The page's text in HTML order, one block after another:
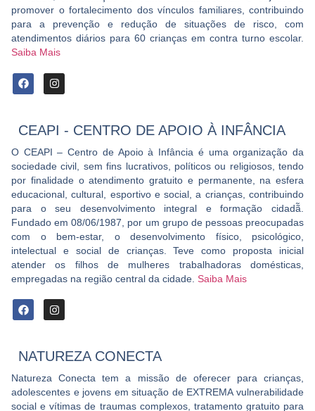
promover o fortalecimento dos vínculos familiares, contribuindo
para a prevenção e redução de situações de risco, com
atendimentos diários para 60 crianças em contra turno escolar.
Saiba Mais
CEAPI - CENTRO DE APOIO À INFÂNCIA
O CEAPI – Centro de Apoio à Infância é uma organização da
sociedade civil, sem fins lucrativos, políticos ou religiosos, tendo
por finalidade o atendimento gratuito e permanente, na esfera
educacional, cultural, esportivo e social, a crianças, contribuindo
para o seu desenvolvimento integral e formação cidadã̃.
Fundado em 08/06/1987, por um grupo de pessoas preocupadas
com o bem-estar, o desenvolvimento físico, psicológico,
intelectual e social de crianças. Teve como proposta inicial
atender os filhos de mulheres trabalhadoras domésticas,
empregadas na região central da cidade. Saiba Mais
NATUREZA CONECTA
Natureza Conecta tem a missão de oferecer para crianças,
adolescentes e jovens em situação de EXTREMA vulnerabilidade
social e vítimas de traumas complexos, tratamento gratuito para